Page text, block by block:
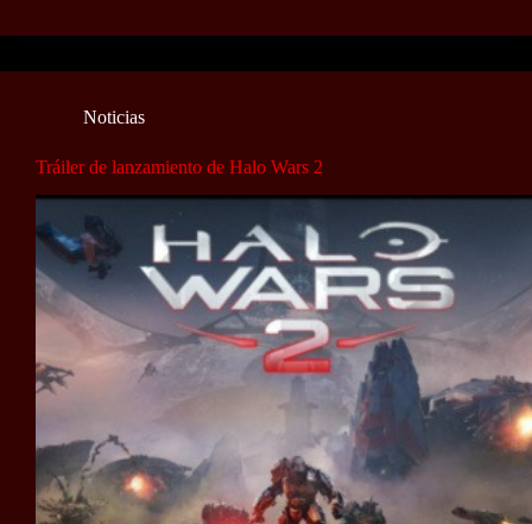
Noticias
Tráiler de lanzamiento de Halo Wars 2